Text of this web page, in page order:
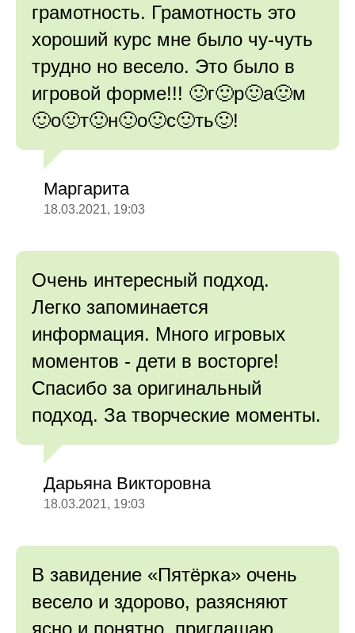
грамотность. Грамотность это
хороший курс мне было чу-чуть
трудно но весело. Это было в
игровой форме!!! 🙂г🙂р🙂а🙂м
🙂о🙂т🙂н🙂о🙂с🙂ть🙂!
Маргарита
18.03.2021, 19:03
Очень интересный подход.
Легко запоминается
информация. Много игровых
моментов - дети в восторге!
Спасибо за оригинальный
подход. За творческие моменты.
Дарьяна Викторовна
18.03.2021, 19:03
В завидение «Пятёрка» очень
весело и здорово, разясняют
ясно и понятно, приглашаю